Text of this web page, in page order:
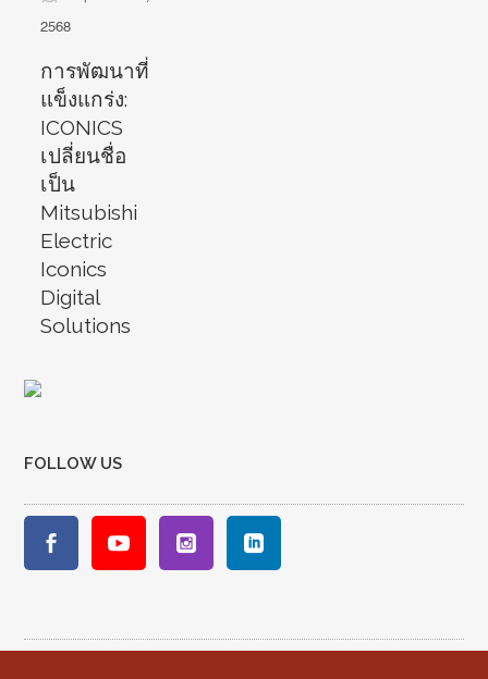
2568
การพัฒนาที่
แข็งแกร่ง:
ICONICS
เปลี่ยนชื่อ
เป็น
Mitsubishi
Electric
Iconics
Digital
Solutions
FOLLOW US